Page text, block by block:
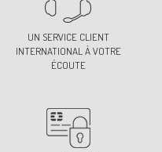
UN SERVICE CLIENT
INTERNATIONAL À VOTRE
ÉCOUTE